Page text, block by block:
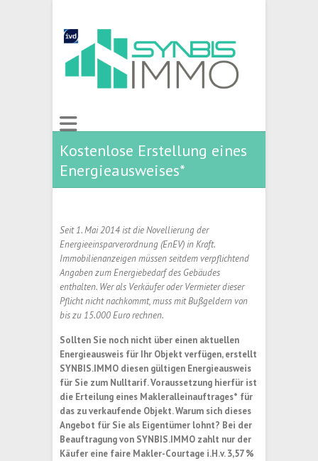
Kostenlose Erstellung eines
Energieausweises*
Seit 1. Mai 2014 ist die Novellierung der
Energieeinsparverordnung (EnEV) in Kraft.
Immobilienanzeigen müssen seitdem verpflichtend
Angaben zum Energiebedarf des Gebäudes
enthalten. Wer als Verkäufer oder Vermieter dieser
Pflicht nicht nachkommt, muss mit Bußgeldern von
bis zu 15.000 Euro rechnen.
Sollten Sie noch nicht über einen aktuellen
Energieausweis für Ihr Objekt verfügen, erstellt
SYNBIS.IMMO diesen gültigen Energieausweis
für Sie zum Nulltarif. Voraussetzung hierfür ist
die Erteilung eines Makleralleinauftrages* für
das zu verkaufende Objekt. Warum sich dieses
Angebot für Sie als Eigentümer lohnt? Bei der
Beauftragung von SYNBIS.IMMO zahlt nur der
Käufer eine faire Makler-Courtage i.H.v. 3,57 %